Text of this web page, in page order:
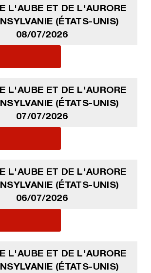
L'AUBE ET DE L'AURORE
(ÉTATS-UNIS)
08/07/2026
L'AUBE ET DE L'AURORE
(ÉTATS-UNIS)
07/07/2026
L'AUBE ET DE L'AURORE
(ÉTATS-UNIS)
06/07/2026
L'AUBE ET DE L'AURORE
(ÉTATS-UNIS)